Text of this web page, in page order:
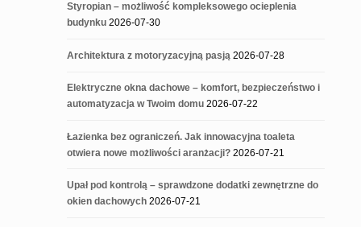
Styropian – możliwość kompleksowego ocieplenia
budynku 2026-07-30
Architektura z motoryzacyjną pasją 2026-07-28
Elektryczne okna dachowe – komfort, bezpieczeństwo i
automatyzacja w Twoim domu 2026-07-22
Łazienka bez ograniczeń. Jak innowacyjna toaleta
otwiera nowe możliwości aranżacji? 2026-07-21
Upał pod kontrolą – sprawdzone dodatki zewnętrzne do
okien dachowych 2026-07-21